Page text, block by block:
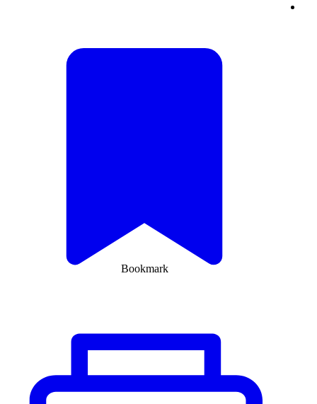
Bookmark